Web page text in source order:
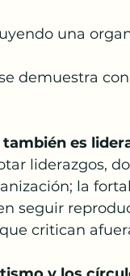
una
demuestra
es
la
seguir
critican